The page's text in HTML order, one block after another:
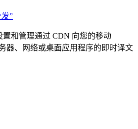
发”
和管理通过 CDN 向您的移动
器、网络或桌面应用程序的即时译文